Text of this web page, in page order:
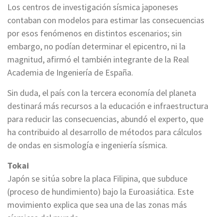
Los centros de investigación sísmica japoneses
contaban con modelos para estimar las consecuencias
por esos fenómenos en distintos escenarios; sin
embargo, no podían determinar el epicentro, ni la
magnitud, afirmó el también integrante de la Real
Academia de Ingeniería de España.
Sin duda, el país con la tercera economía del planeta
destinará más recursos a la educación e infraestructura
para reducir las consecuencias, abundó el experto, que
ha contribuido al desarrollo de métodos para cálculos
de ondas en sismología e ingeniería sísmica.
Tokai
Japón se sitúa sobre la placa Filipina, que subduce
(proceso de hundimiento) bajo la Euroasiática. Este
movimiento explica que sea una de las zonas más